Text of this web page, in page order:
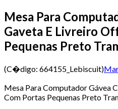
Mesa Para
Gaveta E Livreiro
Pequenas Preto
(C�digo: 664155_Lebiscuit)
Mesa Para Computador Gávea
Com Portas Pequenas Preto